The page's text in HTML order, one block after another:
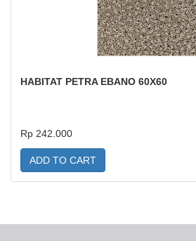
HABITAT PETRA EBANO 60X60
Rp 242.000
ADD TO CART